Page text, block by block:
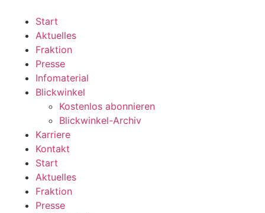
wechseln
Start
Aktuelles
Fraktion
Presse
Infomaterial
Blickwinkel
Kostenlos abonnieren
Blickwinkel-Archiv
Karriere
Kontakt
Start
Aktuelles
Fraktion
Presse